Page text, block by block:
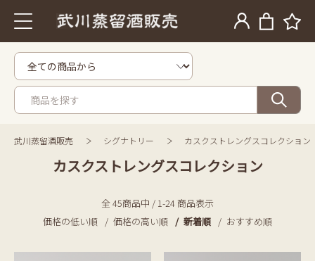
武川蒸留酒販売 シグナトリー カスクストレングスコレクション
カスクストレングスコレクション
全 45商品中 / 1-24 商品表示
価格の低い順
価格の高い順 新着順 おすすめ順